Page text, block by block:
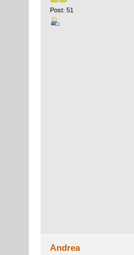
Post: 51
Andrea